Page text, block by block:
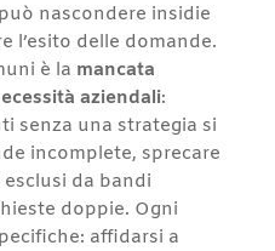
nascondere insidie
l’esito delle domande.
è la mancata
aziendali:
senza una strategia si
incomplete, sprecare
da bandi
doppie. Ogni
affidarsi a